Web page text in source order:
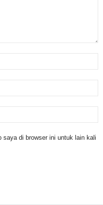
di browser ini untuk lain kali